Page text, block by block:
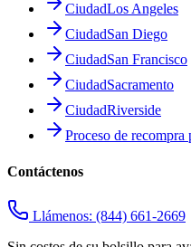
CiudadLos Angeles
CiudadSan Diego
CiudadSan Francisco
CiudadSacramento
CiudadRiverside
Proceso de
Contáctenos
Llámenos: (844) 661-2669